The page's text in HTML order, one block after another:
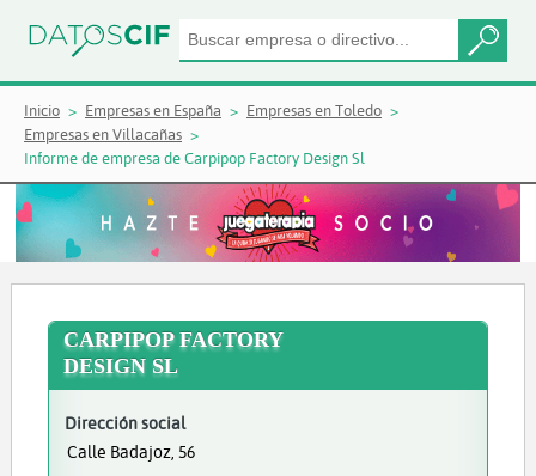
Inicio Empresas en España
Empresas en Toledo
Empresas en Villacañas
Informe de empresa de Carpipop Factory Design Sl
CARPIPOP FACTORY
DESIGN SL
Dirección social
Calle Badajoz, 56